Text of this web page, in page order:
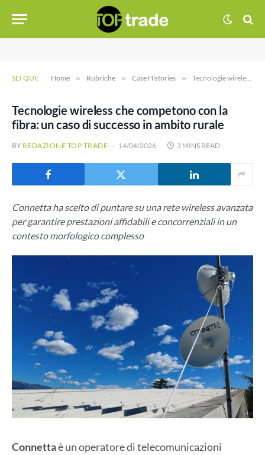
SEI QUI: Home » Rubriche » Case Histories » Tecnologie wireless che competono con la fibra: un caso di successo in ambito rurale
Tecnologie wireless che competono con la
fibra: un caso di successo in ambito rurale
BY REDAZIONE TOP TRADE 14/04/2026 3 MINS READ
Connetta ha scelto di puntare su una rete wireless avanzata
per garantire prestazioni affidabili e concorrenziali in un
contesto morfologico complesso
Connettaè un operatore di telecomunicazioni